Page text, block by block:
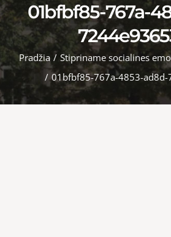
01bfbf85-767a-
Pradžia / Stipriname socialines
/ 01bfbf85-767a-4853-